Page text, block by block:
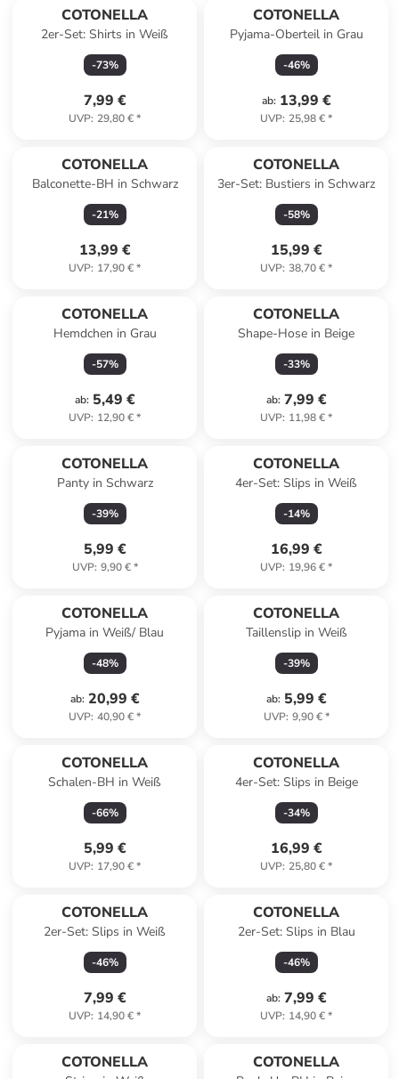
COTONELLA
2er-Set: Shirts in Weiß
-73%
7,99 €
UVP: 29,80 €*
COTONELLA
Pyjama-Oberteil in Grau
-46%
ab: 13,99 €
UVP: 25,98 €*
COTONELLA
Balconette-BH in Schwarz
-21%
13,99 €
UVP: 17,90 €*
COTONELLA
3er-Set: Bustiers in Schwarz
-58%
15,99 €
UVP: 38,70 €*
COTONELLA
Hemdchen in Grau
-57%
ab: 5,49 €
UVP: 12,90 €*
COTONELLA
Shape-Hose in Beige
-33%
ab: 7,99 €
UVP: 11,98 €*
COTONELLA
Panty in Schwarz
-39%
5,99 €
UVP: 9,90 €*
COTONELLA
4er-Set: Slips in Weiß
-14%
16,99 €
UVP: 19,96 €*
COTONELLA
Pyjama in Weiß/ Blau
-48%
ab: 20,99 €
UVP: 40,90 €*
COTONELLA
Taillenslip in Weiß
-39%
ab: 5,99 €
UVP: 9,90 €*
COTONELLA
Schalen-BH in Weiß
-66%
5,99 €
UVP: 17,90 €*
COTONELLA
4er-Set: Slips in Beige
-34%
16,99 €
UVP: 25,80 €*
COTONELLA
2er-Set: Slips in Weiß
-46%
7,99 €
UVP: 14,90 €*
COTONELLA
2er-Set: Slips in Blau
-46%
ab: 7,99 €
UVP: 14,90 €*
COTONELLA COTONELLA